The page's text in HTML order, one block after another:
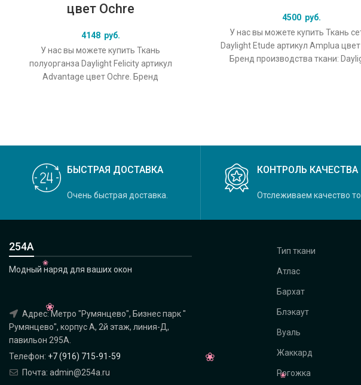
цвет Ochre
4148 руб.
У нас вы можете купить Ткань
полуорганза Daylight Felicity артикул
Advantage цвет Ochre. Бренд
4500 руб.
У нас вы можете купить Ткань
Daylight Etude артикул Amplua цвет
Бренд производства ткани:
БЫСТРАЯ ДОСТАВКА
Очень быстрая доставка.
КОНТРОЛЬ КАЧЕСТВА
Отслеживаем качество
254А
Модный наряд для ваших окон
Адрес: Метро "Румянцево", Бизнес парк "
Румянцево", корпус А, 2й этаж, линия-Д,
павильон 295A.
Телефон: +7 (916) 715-91-59
Почта: admin@254a.ru
Тип ткани
Атлас
Бархат
Блэкаут
Вуаль
Жаккард
Рогожка